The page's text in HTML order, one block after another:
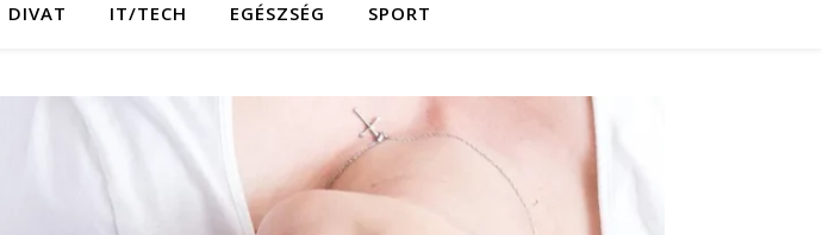
DIVAT IT/TECH EGÉSZSÉG SPORT